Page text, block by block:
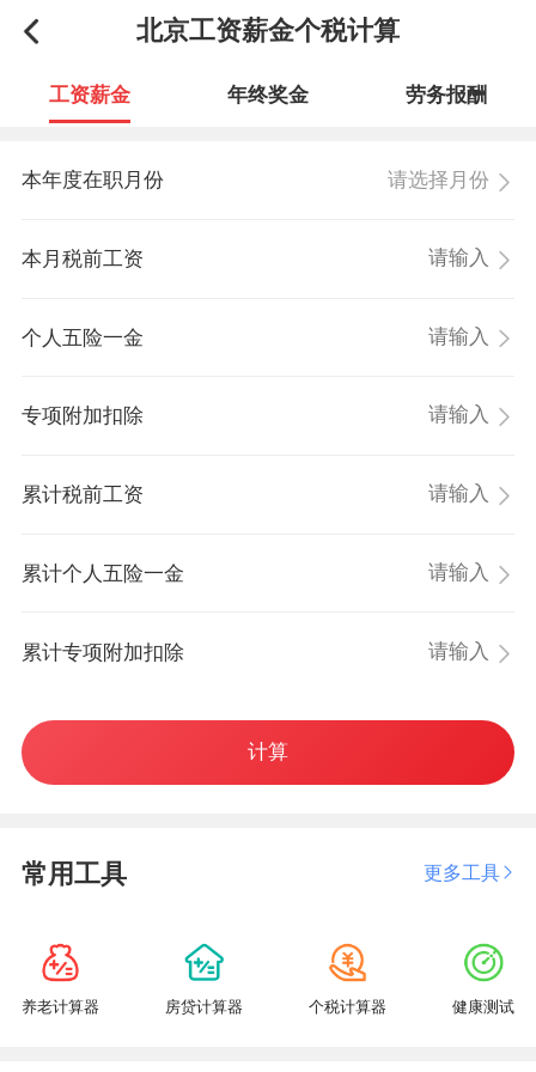
北京工资薪金个税计算
工资薪金 年终奖金 劳务报酬
本年度在职月份 请选择月份
本月税前工资
个人五险一金
专项附加扣除
累计税前工资
累计个人五险一金
累计专项附加扣除
计算
常用工具 更多工具
养老计算器 房贷计算器 个税计算器 健康测试